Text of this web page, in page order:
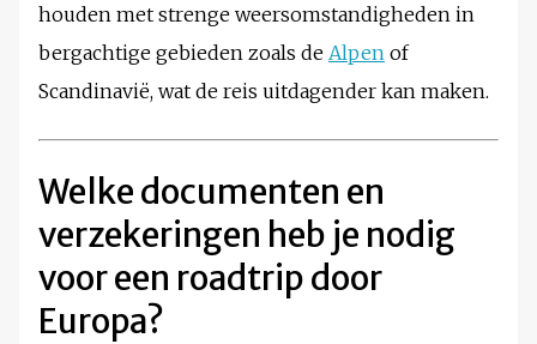
houden met strenge weersomstandigheden in
bergachtige gebieden zoals de Alpen of
Scandinavië, wat de reis uitdagender kan maken.
Welke documenten en
verzekeringen heb je nodig
voor een roadtrip door
Europa?